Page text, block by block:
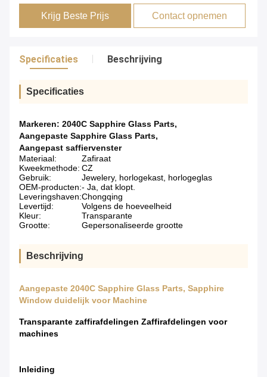
Krijg Beste Prijs Contact opnemen
Specificaties Beschrijving
Specificaties
Markeren: 2040C Sapphire Glass Parts,
Aangepaste Sapphire Glass Parts,
Aangepast saffiervenster
Materiaal:
Zafiraat
Kweekmethode: CZ
Gebruik:
Jewelery, horlogekast, horlogeglas
OEM-producten:- Ja, dat klopt.
Leveringshaven:Chongqing
Levertijd:
Volgens de hoeveelheid
Kleur:
Transparante
Grootte:
Gepersonaliseerde grootte
Beschrijving
Aangepaste 2040C Sapphire Glass Parts, Sapphire
Window duidelijk voor Machine
Transparante zaffirafdelingen Zaffirafdelingen voor
machines
Inleiding